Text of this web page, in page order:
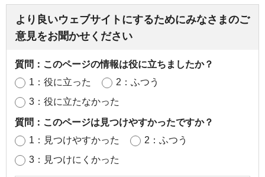
より良いウェブサイトにするためにみなさまのご
意見をお聞かせください
質問：このページの情報は役に立ちましたか？
1：役に立った
2：ふつう
3：役に立たなかった
質問：このページは見つけやすかったですか？
1：見つけやすかった
2：ふつう
3：見つけにくかった